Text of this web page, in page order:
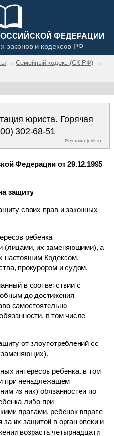
ФЕДЕРАЦИИ
законов и кодексов РФ
→ Семейный кодекс (СК РФ) →
юриста. Горячая
302-68-51
Реклама jurik.ru
Федерации от 29.12.1995
защиту
своих прав и законных
ребенка
(лицами, их заменяющими), а
настоящим Кодексом,
прокурором и судом.
в соответствии с
до достижения
самостоятельно
в том числе
от злоупотреблений со
заменяющих).
интересов ребенка, в том
при ненадлежащем
из них) обязанностей по
либо при
правами, ребенок вправе
их защитой в орган опеки и
возраста четырнадцати